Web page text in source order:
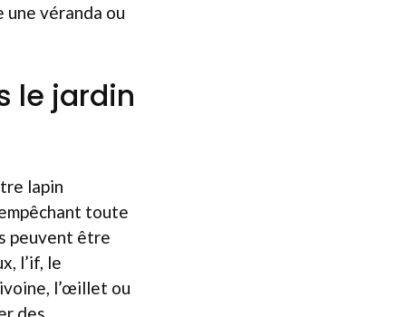
une véranda ou
le jardin
lapin
toute
peuvent être
l’if, le
l’œillet ou